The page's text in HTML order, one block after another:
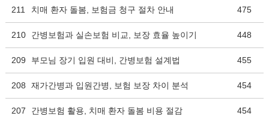
211 치매 환자 돌봄, 보험금 청구 절차 안내 475
210 간병보험과 실손보험 비교, 보장 효율 높이기 448
209 부모님 장기 입원 대비, 간병보험 설계법 455
208 재가간병과 입원간병, 보험 보장 차이 분석 454
207 간병보험 활용, 치매 환자 돌봄 비용 절감 454